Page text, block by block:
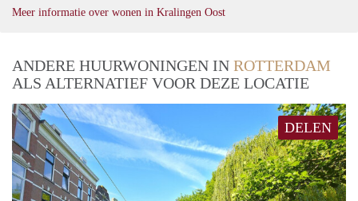
Meer informatie over wonen in Kralingen Oost
ANDERE HUURWONINGEN IN ROTTERDAM
ALS ALTERNATIEF VOOR DEZE LOCATIE
DELEN